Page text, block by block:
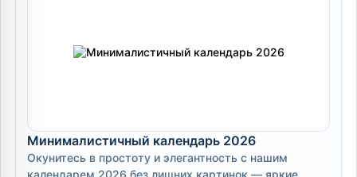
Минималистичный календарь 2026
Окунитесь в простоту и элегантность с нашим
календарем 2026 без лишних картинок — яркие